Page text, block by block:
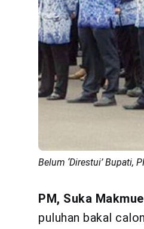
Belum ‘Direstui’ Bupati,
PM, Suka Makmue
puluhan bakal